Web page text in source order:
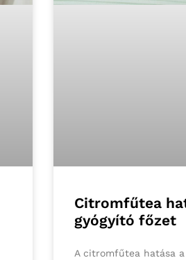
Citromfűtea
gyógyító főzet
A citromfűtea hatása